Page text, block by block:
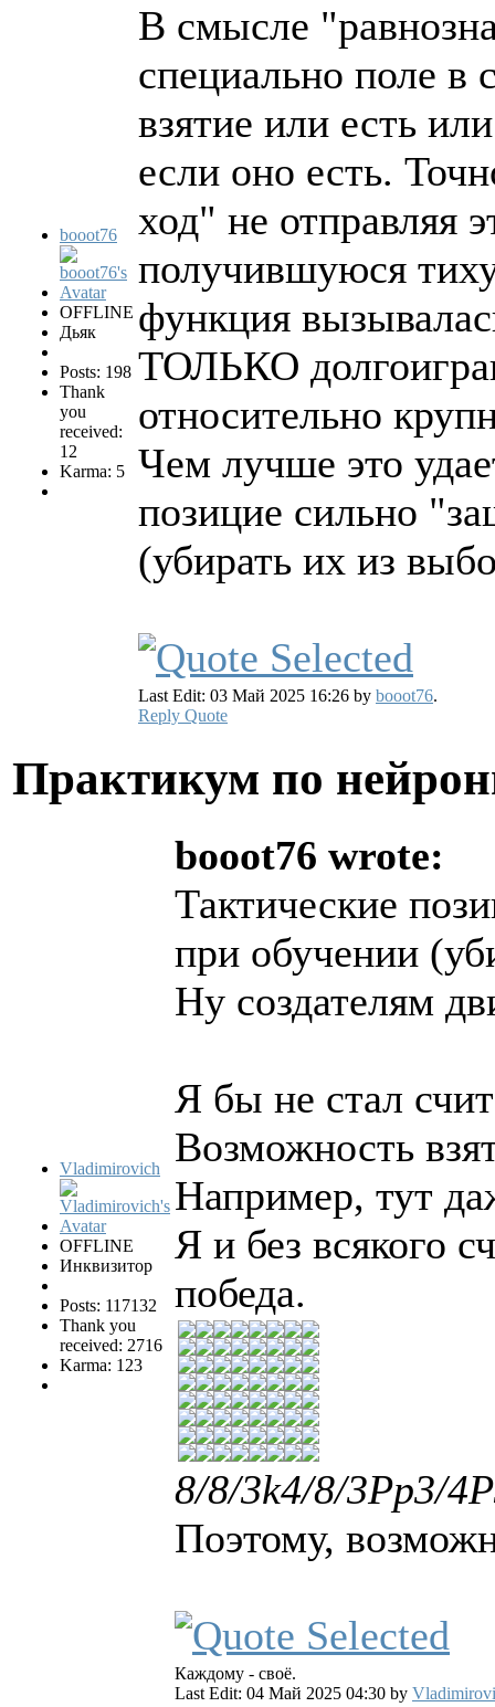
booot76
OFFLINE
Дьяк
Posts: 198
Thank
you
received:
12
Karma: 5
В смысле
специально поле в
взятие или есть
если оно есть.
ход" не отправляя
получившуюся
функция
ТОЛЬКО
относительно
Чем лучше это
позицие сильно
(убирать их из
Last Edit: 03 Май 2025 16:26 by booot76.
Reply Quote
Практикум по
Vladimirovich
OFFLINE
Инквизитор
Posts: 117132
Thank you
received: 2716
Karma: 123
booot76 wrote:
Тактические
при обучении
Ну создателям
Я бы не стал
Возможность
Например, тут
Я и без всякого
победа.
8/8/3k4/8/3Pp3/
Поэтому,
Каждому - своё.
Last Edit: 04 Май 2025 04:30 by